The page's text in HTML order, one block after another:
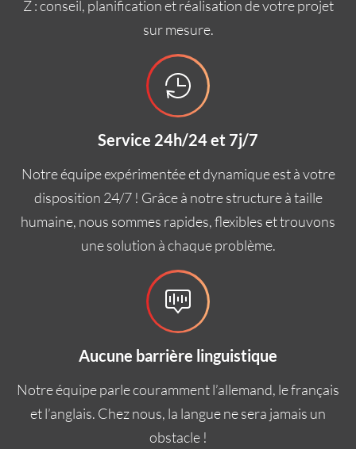
Z : conseil, planification et réalisation de votre projet
sur mesure.
Service 24h/24 et 7j/7
Notre équipe expérimentée et dynamique est à votre
disposition 24/7 ! Grâce à notre structure à taille
humaine, nous sommes rapides, flexibles et trouvons
une solution à chaque problème.
Aucune barrière linguistique
Notre équipe parle couramment l’allemand, le français
et l’anglais. Chez nous, la langue ne sera jamais un
obstacle !